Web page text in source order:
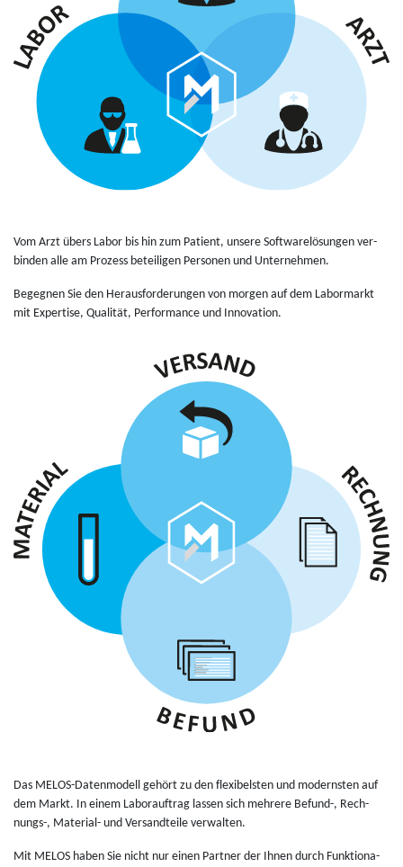
Vom Arzt übers Labor bis hin zum Patient, unsere Soft­wa­relösun­gen ver­
bin­den alle am Pro­zess betei­li­gen Per­so­nen und Unter­neh­men.
Bege­gnen Sie den Heraus­for­de­run­gen von mor­gen auf dem Labor­markt
mit Exper­tise, Qua­lität, Per­for­mance und Inno­va­tion.
Das MELOS-Daten­mo­dell gehört zu den flexi­bel­sten und moderns­ten auf
dem Markt. In einem Labo­rauf­trag las­sen sich meh­rere Befund-, Rech­
nungs-, Mate­rial- und Ver­sand­teile ver­wal­ten.
Mit MELOS haben Sie nicht nur einen Part­ner der Ihnen durch Funk­tio­na­